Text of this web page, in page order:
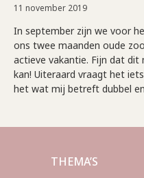
11 november 2019
In september zijn we voor
ons twee maanden oude
actieve vakantie. Fijn dat dit
kan! Uiteraard vraagt het
het wat mij betreft dubbel
THEMA’S